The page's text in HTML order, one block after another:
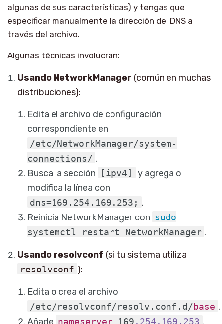
algunas de sus características) y tengas que
especificar manualmente la dirección del DNS a
través del archivo.
Algunas técnicas involucran:
Usando NetworkManager (común en muchas
distribuciones):
Edita el archivo de configuración
correspondiente en
/etc/NetworkManager/system-
connections/ .
Busca la sección
[ipv4]
y agrega o
modifica la línea con
dns=169.254.169.253; .
Reinicia NetworkManager con sudo
systemctl restart NetworkManager .
Usando resolvconf (si tu sistema utiliza
resolvconf ):
Edita o crea el archivo
/etc/resolvconf/resolv.conf.d/base .
Añade nameserver 169 .254 .169 .253 .